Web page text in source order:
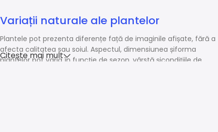
Variații naturale ale plantelor
Plantele pot prezenta diferențe față de imaginile afișate, fără a
afecta calitatea sau soiul. Aspectul, dimensiunea șiforma
plantelor pot varia în funcție de sezon, vârstă șicondițiile de
Citește mai mult